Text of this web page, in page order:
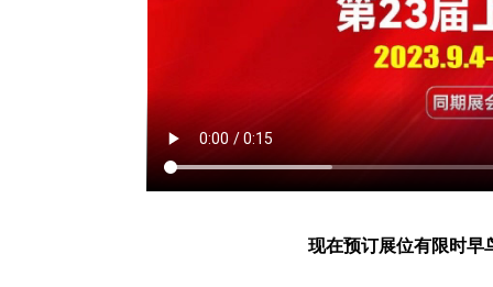
现在预订展位有限时早